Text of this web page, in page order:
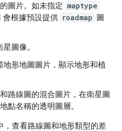
圖片。如未指定 maptype
會根據預設提供 roadmap 圖
圖像。
地形地圖圖片，顯示地形和植
路線圖的混合圖片，在衛星圖
點名稱的透明圖層。
，查看路線圖和地形類型的差